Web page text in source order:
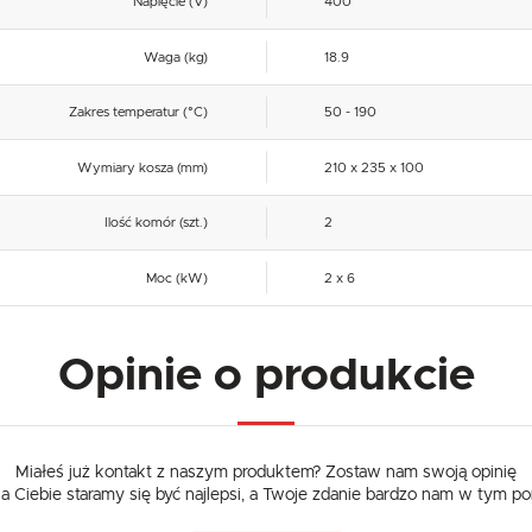
Waga (kg) 18.9
Zakres temperatur (°C) 50 - 190
Wymiary kosza (mm) 210 x 235 x 100
Ilość komór (szt.) 2
Moc (kW) 2 x 6
Opinie o produkcie
Miałeś już kontakt z naszym produktem? Zostaw nam swoją opinię
Ciebie staramy się być najlepsi, a Twoje zdanie bardzo nam w tym